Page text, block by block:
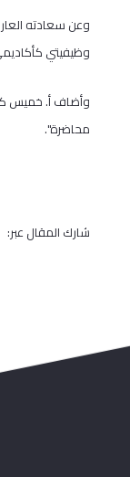
وعن سعادته
وظيفيتي
وأضاف أ. خميس
محاضرة".
شارك المقال عبر: